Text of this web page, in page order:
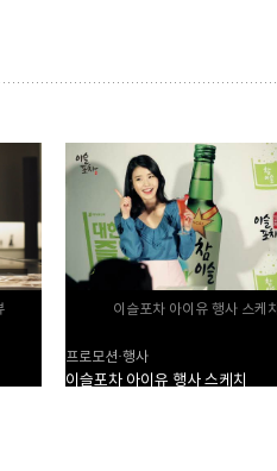
이슬포차 아이유 행사 스케치
프로모션·행사
이슬포차 아이유 행사 스케치